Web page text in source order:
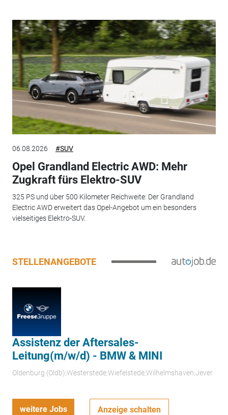
06.08.2026 #SUV
Opel Grandland Electric AWD: Mehr
Zugkraft fürs Elektro-SUV
325 PS und über 500 Kilometer Reichweite: Der Grandland
Electric AWD erweitert das Opel-Angebot um ein besonders
vielseitiges Elektro-SUV.
STELLENANGEBOTE
Assistenz der Aftersales-
Leitung(m/w/d) - BMW & MINI
Oldenburg (Oldb);Westerstede;Wiefelstede;Wilhelmshaven;Jever
weitere Jobs Anzeige schalten